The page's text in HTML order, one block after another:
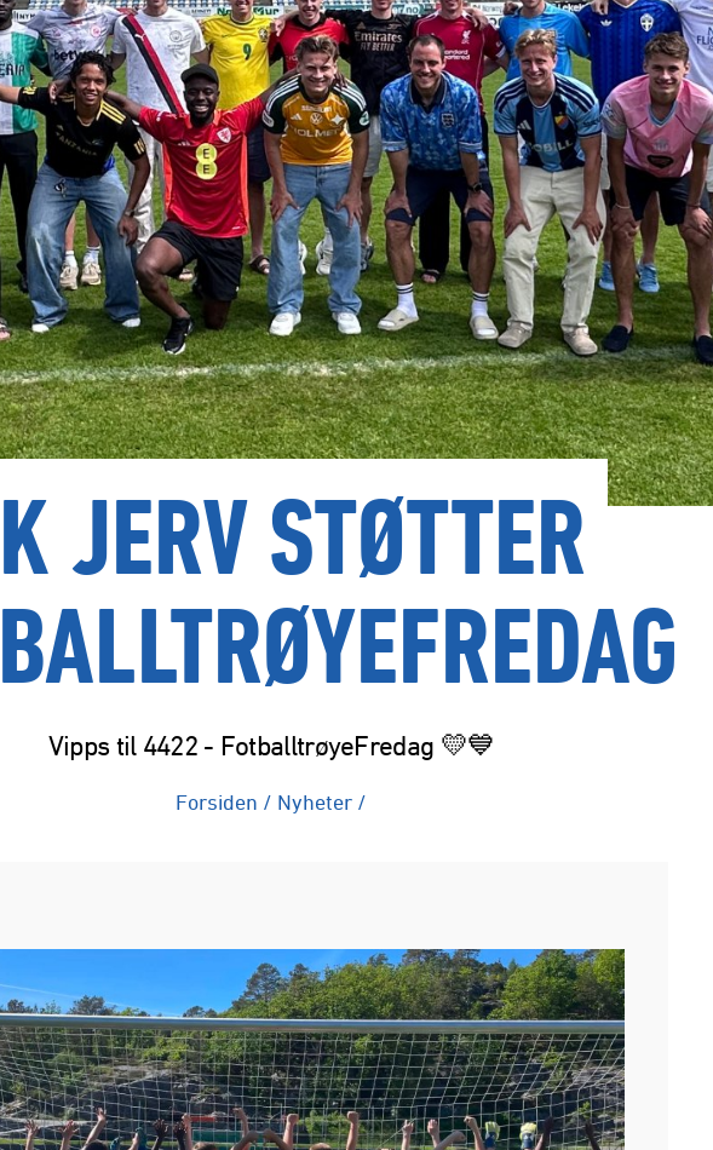
JERV STØTTER
Vipps til 4422 - FotballtrøyeFredag 💛💙
Forsiden / Nyheter /